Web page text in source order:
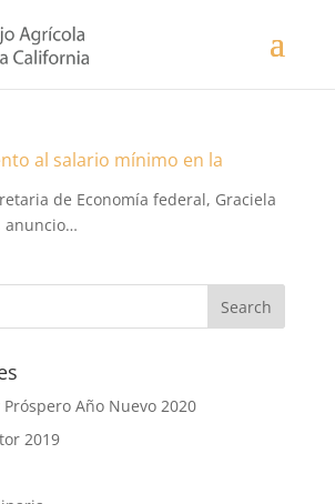
al salario mínimo en la
de Economía federal, Graciela
anuncio…
Año Nuevo 2020
2019